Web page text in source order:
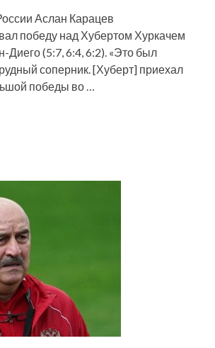
Аслан Карацев
победу над Хубертом Хуркачем
Диего (5:7, 6:4, 6:2). «Это был
соперник. [Хуберт] приехал
победы во …